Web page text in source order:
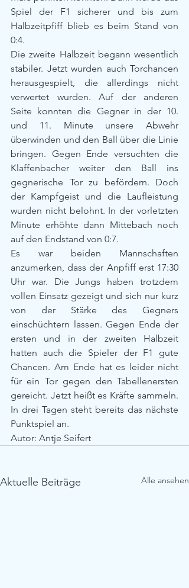
Spiel der F1 sicherer und bis zum
Halbzeitpfiff blieb es beim Stand von
0:4.
Die zweite Halbzeit begann wesentlich
stabiler. Jetzt wurden auch Torchancen
herausgespielt, die allerdings nicht
verwertet wurden. Auf der anderen
Seite konnten die Gegner in der 10.
und 11. Minute unsere Abwehr
überwinden und den Ball über die Linie
bringen. Gegen Ende versuchten die
Klaffenbacher weiter den Ball ins
gegnerische Tor zu befördern. Doch
der Kampfgeist und die Laufleistung
wurden nicht belohnt. In der vorletzten
Minute erhöhte dann Mittebach noch
auf den Endstand von 0:7.
Es war beiden Mannschaften
anzumerken, dass der Anpfiff erst 17:30
Uhr war. Die Jungs haben trotzdem
vollen Einsatz gezeigt und sich nur kurz
von der Stärke des Gegners
einschüchtern lassen. Gegen Ende der
ersten und in der zweiten Halbzeit
hatten auch die Spieler der F1 gute
Chancen. Am Ende hat es leider nicht
für ein Tor gegen den Tabellenersten
gereicht. Jetzt heißt es Kräfte sammeln.
In drei Tagen steht bereits das nächste
Punktspiel an.
Autor: Antje Seifert
Aktuelle Beiträge Alle ansehen